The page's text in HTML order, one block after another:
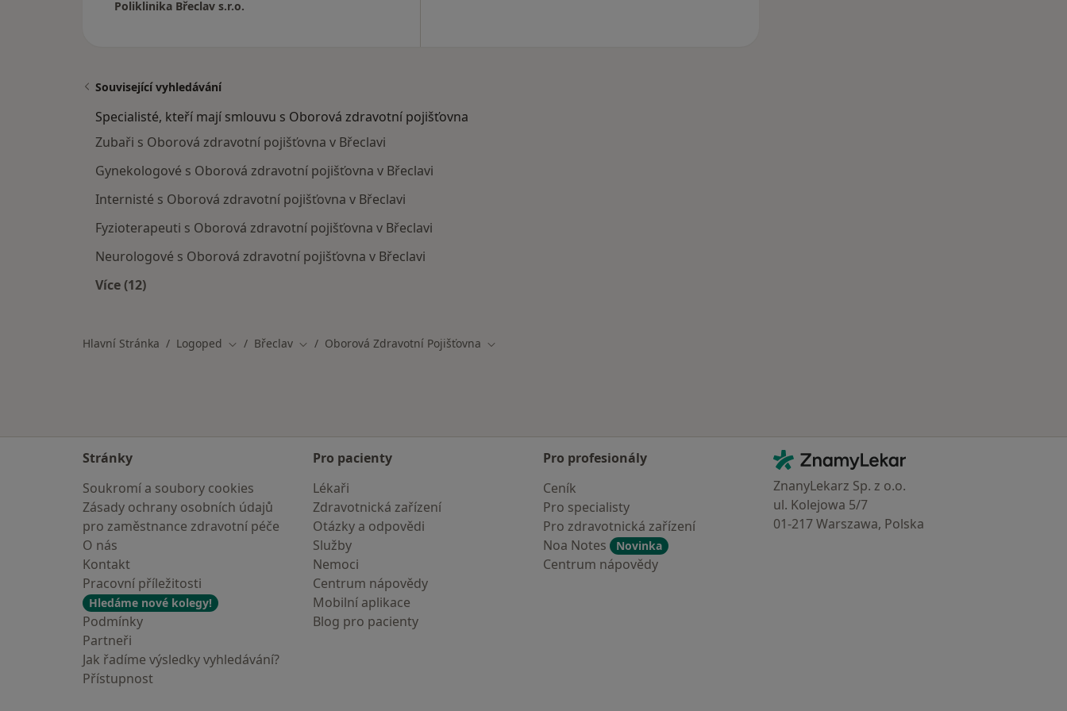
Poliklinika Břeclav s.r.o.
Související vyhledávání
Specialisté, kteří mají smlouvu s Oborová zdravotní pojišťovna
Zubaři s Oborová zdravotní pojišťovna v Břeclavi
Gynekologové s Oborová zdravotní pojišťovna v Břeclavi
Internisté s Oborová zdravotní pojišťovna v Břeclavi
Fyzioterapeuti s Oborová zdravotní pojišťovna v Břeclavi
Neurologové s Oborová zdravotní pojišťovna v Břeclavi
Více (12)
Hlavní Stránka Logoped Změna města
Břeclav Změna města
Oborová Zdravotní Pojišťovna Změna města
Stránky
Soukromí a soubory cookies
Zásady ochrany osobních údajů
pro zaměstnance zdravotní péče
O nás
Kontakt
Pracovní příležitosti
Hledáme nové kolegy!
Podmínky
Partneři
Jak řadíme výsledky vyhledávání?
Přístupnost
Pro pacienty
Lékaři
Zdravotnická zařízení
Otázky a odpovědi
Služby
Nemoci
Centrum nápovědy
Mobilní aplikace
Blog pro pacienty
Pro profesionály
Ceník
Pro specialisty
Pro zdravotnická zařízení
Noa Notes
Novinka
Centrum nápovědy
Kontakt
ZnamyLekar - Hlavní stránka
ZnanyLekarz Sp. z o.o.
ul. Kolejowa 5/7
01-217 Warszawa, Polska